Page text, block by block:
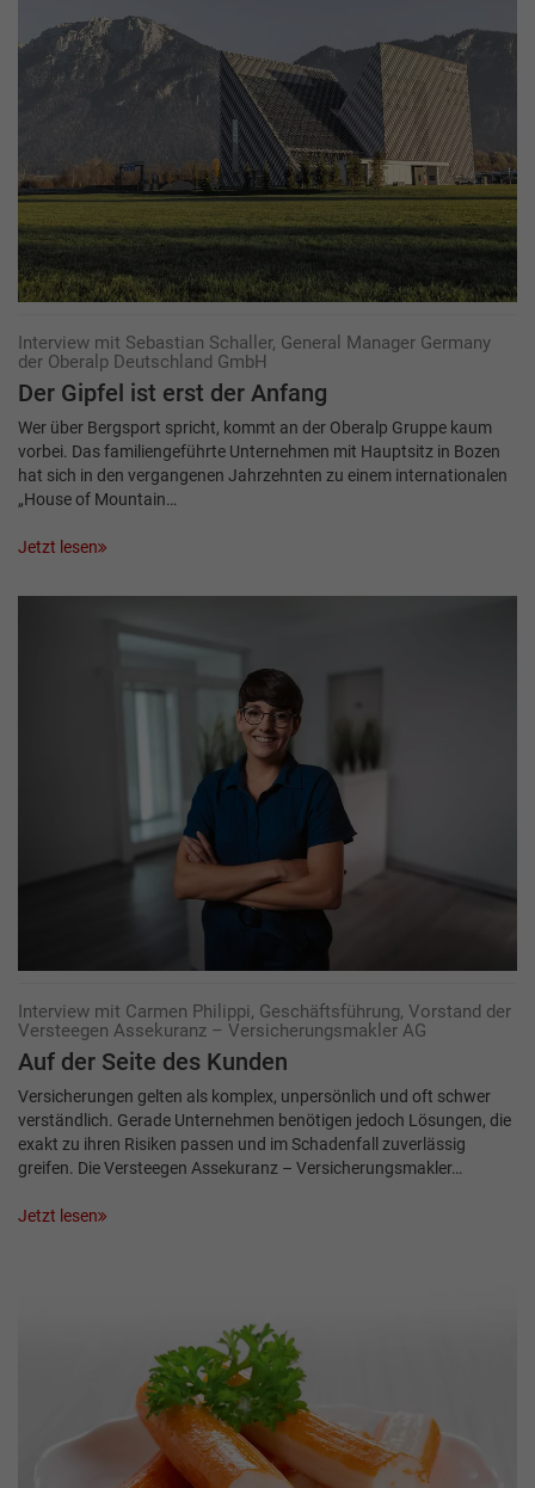
Interview mit Sebastian Schaller, General Manager Germany
der Oberalp Deutschland GmbH
Der Gipfel ist erst der Anfang
Wer über Bergsport spricht, kommt an der Oberalp Gruppe kaum
vorbei. Das familiengeführte Unternehmen mit Hauptsitz in Bozen
hat sich in den vergangenen Jahrzehnten zu einem internationalen
„House of Mountain…
Jetzt lesen
Interview mit Carmen Philippi, Geschäftsführung, Vorstand der
Versteegen Assekuranz – Versicherungsmakler AG
Auf der Seite des Kunden
Versicherungen gelten als komplex, unpersönlich und oft schwer
verständlich. Gerade Unternehmen benötigen jedoch Lösungen, die
exakt zu ihren Risiken passen und im Schadenfall zuverlässig
greifen. Die Versteegen Assekuranz – Versicherungsmakler…
Jetzt lesen